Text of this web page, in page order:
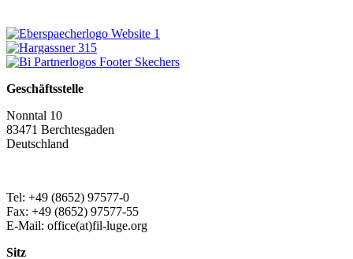
Geschäftsstelle
Nonntal 10
83471 Berchtesgaden
Deutschland
Tel: +49 (8652) 97577-0
Fax: +49 (8652) 97577-55
E-Mail: office(at)fil-luge.org
Sitz